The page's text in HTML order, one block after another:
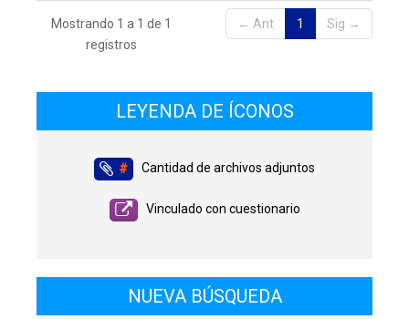
Mostrando 1 a 1 de 1
registros
← Ant 1 Sig →
LEYENDA DE ÍCONOS
# Cantidad de archivos adjuntos
Vinculado con cuestionario
NUEVA BÚSQUEDA